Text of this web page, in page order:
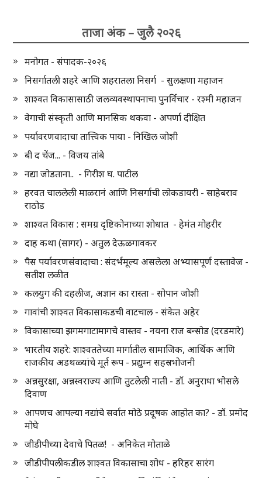
ताजा अंक – जुलै २०२६
मनोगत - संपादक-२०२६
निसर्गातली शहरे आणि शहरातला निसर्ग - सुलक्षणा महाजन
शाश्वत विकासासाठी जलव्यवस्थापनाचा पुनर्विचार - रश्मी महाजन
वेगाची संस्कृती आणि मानसिक थकवा - अपर्णा दीक्षित
पर्यावरणवादाचा तात्त्विक पाया - निखिल जोशी
बी द चेंज... - विजय तांबे
नद्या जोडताना.. - गिरीश घ. पाटील
हरवत चाललेली माळरानं आणि निसर्गाची लोकडायरी - साहेबराव
राठोड
शाश्वत विकास : समग्र दृष्टिकोनाच्या शोधात - हेमंत मोहरीर
दाह कथा (सागर) - अतुल देऊळगावकर
पैस पर्यावरणसंवादाचा : संदर्भमूल्य असलेला अभ्यासपूर्ण दस्तावेज -
सतीश लळीत
कलयुग की दहलीज, अज्ञान का रास्ता - सोपान जोशी
गावांची शाश्वत विकासाकडची वाटचाल - संकेत अहेर
विकासाच्या झगमगाटामागचे वास्तव - नयना राज बन्सोड (दरडमारे)
भारतीय शहरे: शाश्वततेच्या मार्गातील सामाजिक, आर्थिक आणि
राजकीय अडथळ्यांचे मूर्त रूप - प्रद्युम्न सहस्रभोजनी
अन्नसुरक्षा, अन्नस्वराज्य आणि तुटलेली नाती - डॉ. अनुराधा भोसले
दिवाण
आपणच आपल्या नद्यांचे सर्वात मोठे प्रदूषक आहोत का? - डॉ. प्रमोद
मोघे
जीडीपीच्या देवाचे पितळ! - अनिकेत मोताळे
जीडीपीपलीकडील शाश्वत विकासाचा शोध - हरिहर सारंग